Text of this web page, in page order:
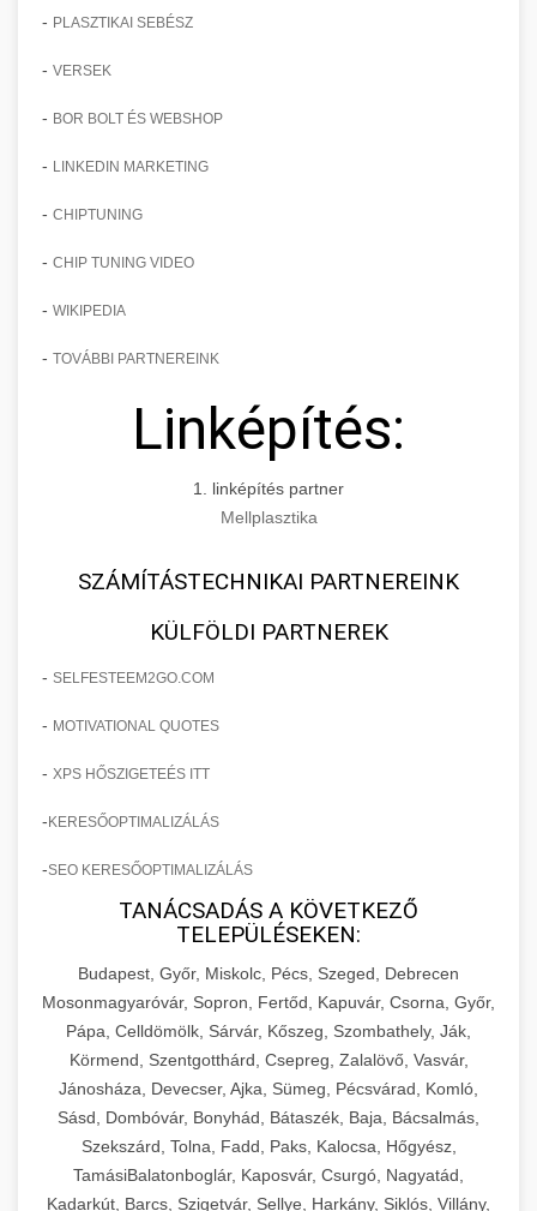
- PLASZTIKAI SEBÉSZ
- VERSEK
- BOR BOLT ÉS WEBSHOP
- LINKEDIN MARKETING
- CHIPTUNING
- CHIP TUNING VIDEO
- WIKIPEDIA
- TOVÁBBI PARTNEREINK
Linképítés:
1. linképítés partner
Mellplasztika
SZÁMÍTÁSTECHNIKAI PARTNEREINK
KÜLFÖLDI PARTNEREK
- SELFESTEEM2GO.COM
- MOTIVATIONAL QUOTES
- XPS HŐSZIGETEÉS ITT
- KERESŐOPTIMALIZÁLÁS
-SEO KERESŐOPTIMALIZÁLÁS
TANÁCSADÁS A KÖVETKEZŐ
TELEPÜLÉSEKEN:
Budapest, Győr, Miskolc, Pécs, Szeged, Debrecen
Mosonmagyaróvár, Sopron, Fertőd, Kapuvár, Csorna, Győr,
Pápa, Celldömölk, Sárvár, Kőszeg, Szombathely, Ják,
Körmend, Szentgotthárd, Csepreg, Zalalövő, Vasvár,
Jánosháza, Devecser, Ajka, Sümeg, Pécsvárad, Komló,
Sásd, Dombóvár, Bonyhád, Bátaszék, Baja, Bácsalmás,
Szekszárd, Tolna, Fadd, Paks, Kalocsa, Hőgyész,
TamásiBalatonboglár, Kaposvár, Csurgó, Nagyatád,
Kadarkút, Barcs, Szigetvár, Sellye, Harkány, Siklós, Villány,